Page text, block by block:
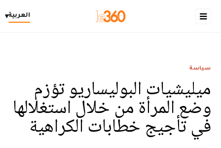
العربية▾
سياسة
ميليشيات البوليساريو تؤزم
وضع المرأة من خلال استغلالها
في تأجيج خطابات الكراهية